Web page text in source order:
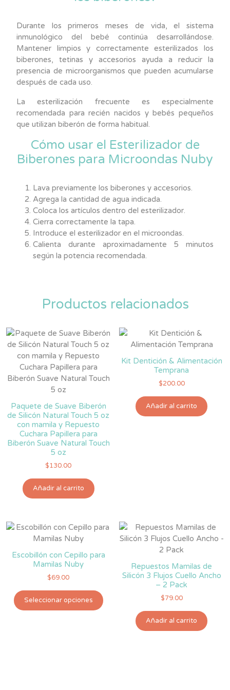
Durante los primeros meses de vida, el sistema
inmunológico del bebé continúa desarrollándose.
Mantener limpios y correctamente esterilizados los
biberones, tetinas y accesorios ayuda a reducir la
presencia de microorganismos que pueden acumularse
después de cada uso.
La esterilización frecuente es especialmente
recomendada para recién nacidos y bebés pequeños
que utilizan biberón de forma habitual.
Cómo usar el Esterilizador de
Biberones para Microondas Nuby
Lava previamente los biberones y accesorios.
Agrega la cantidad de agua indicada.
Coloca los artículos dentro del esterilizador.
Cierra correctamente la tapa.
Introduce el esterilizador en el microondas.
Calienta durante aproximadamente 5 minutos
según la potencia recomendada.
Productos relacionados
Paquete de Suave Biberón
de Silicón Natural Touch 5 oz
con mamila y Repuesto
Cuchara Papillera para
Biberón Suave Natural Touch
5 oz
$130.00
Añadir al carrito
Kit Dentición & Alimentación
Temprana
$200.00
Añadir al carrito
Escobillón con Cepillo para
Mamilas Nuby
$69.00
Seleccionar opciones
producto
Repuestos Mamilas de
Silicón 3 Flujos Cuello Ancho
– 2 Pack
$79.00
Añadir al carrito